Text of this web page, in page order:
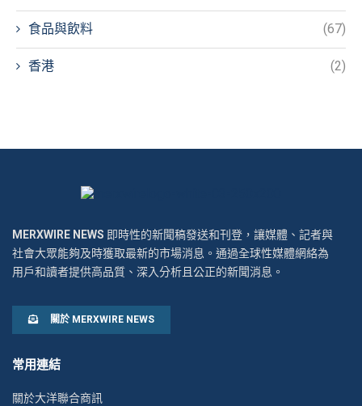
食品與飲料 (67)
香港 (2)
MERXWIRE NEWS 即時性的新聞稿發送和刊登，讓媒體、記者與
社會大眾能夠及時獲取最新的市場消息。通過全球性媒體網絡為
用戶和讀者提供高品質、深入分析且公正的新聞消息。
關於 MERXWIRE NEWS
常用連結
關於大洋聯合商訊